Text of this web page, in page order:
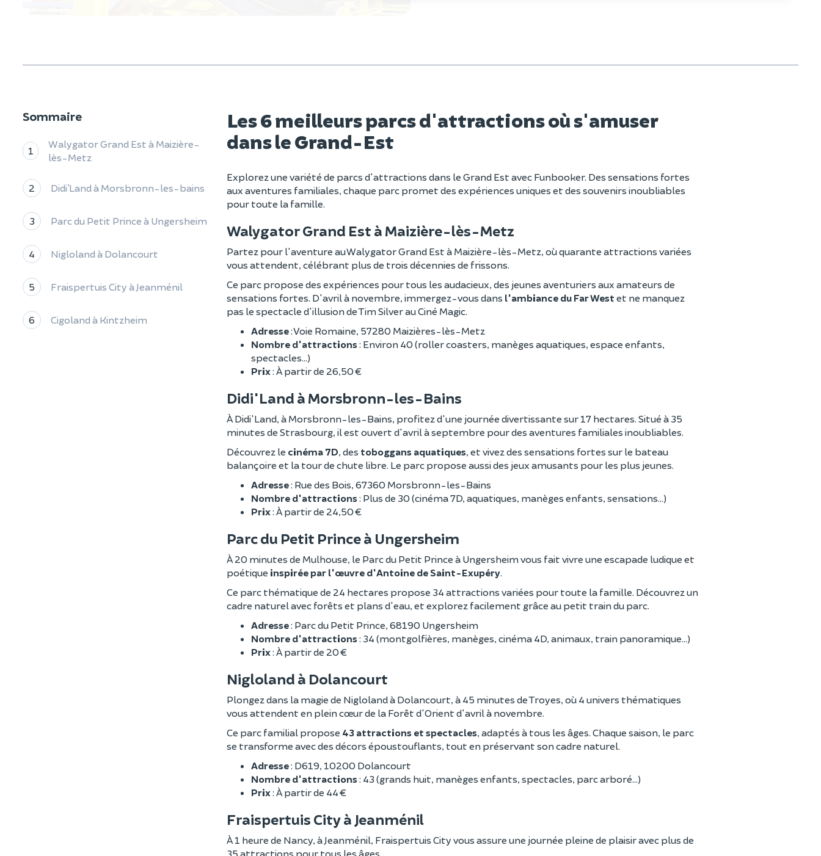
Sommaire
1
Walygator Grand Est à Maizière-
lès-Metz
2 Didi’Land à Morsbronn-les-bains
3 Parc du Petit Prince à Ungersheim
4 Nigloland à Dolancourt
5 Fraispertuis City à Jeanménil
6 Cigoland à Kintzheim
Les 6 meilleurs parcs d'attractions où s'amuser
dans le Grand-Est
Explorez une variété de parcs d'attractions dans le Grand Est avec Funbooker. Des sensations fortes
aux aventures familiales, chaque parc promet des expériences uniques et des souvenirs inoubliables
pour toute la famille.
Walygator Grand Est à Maizière-lès-Metz
Partez pour l'aventure au Walygator Grand Est à Maizière-lès-Metz, où quarante attractions variées
vous attendent, célébrant plus de trois décennies de frissons.
Ce parc propose des expériences pour tous les audacieux, des jeunes aventuriers aux amateurs de
sensations fortes. D'avril à novembre, immergez-vous dans l'ambiance du Far West et ne manquez
pas le spectacle d'illusion de Tim Silver au Ciné Magic.
Adresse: Voie Romaine, 57280 Maizières-lès-Metz
Nombre d'attractions: Environ 40 (roller coasters, manèges aquatiques, espace enfants,
spectacles...)
Prix: À partir de 26,50 €
Didi'Land à Morsbronn-les-Bains
À Didi'Land, à Morsbronn-les-Bains, profitez d'une journée divertissante sur 17 hectares. Situé à 35
minutes de Strasbourg, il est ouvert d'avril à septembre pour des aventures familiales inoubliables.
Découvrez le cinéma 7D , des toboggans aquatiques, et vivez des sensations fortes sur le bateau
balançoire et la tour de chute libre. Le parc propose aussi des jeux amusants pour les plus jeunes.
Adresse: Rue des Bois, 67360 Morsbronn-les-Bains
Nombre d'attractions: Plus de 30 (cinéma 7D, aquatiques, manèges enfants, sensations...)
Prix: À partir de 24,50 €
Parc du Petit Prince à Ungersheim
À 20 minutes de Mulhouse, le Parc du Petit Prince à Ungersheim vous fait vivre une escapade ludique et
poétique inspirée par l'œuvre d'Antoine de Saint-Exupéry.
Ce parc thématique de 24 hectares propose 34 attractions variées pour toute la famille. Découvrez un
cadre naturel avec forêts et plans d'eau, et explorez facilement grâce au petit train du parc.
Adresse: Parc du Petit Prince, 68190 Ungersheim
Nombre d'attractions: 34 (montgolfières, manèges, cinéma 4D, animaux, train panoramique...)
Prix: À partir de 20 €
Nigloland à Dolancourt
Plongez dans la magie de Nigloland à Dolancourt, à 45 minutes de Troyes, où 4 univers thématiques
vous attendent en plein cœur de la Forêt d'Orient d'avril à novembre.
Ce parc familial propose 43 attractions et spectacles, adaptés à tous les âges. Chaque saison, le parc
se transforme avec des décors époustouflants, tout en préservant son cadre naturel.
Adresse: D619, 10200 Dolancourt
Nombre d'attractions: 43 (grands huit, manèges enfants, spectacles, parc arboré...)
Prix: À partir de 44 €
Fraispertuis City à Jeanménil
À 1 heure de Nancy, à Jeanménil, Fraispertuis City vous assure une journée pleine de plaisir avec plus de
35 attractions pour tous les âges.